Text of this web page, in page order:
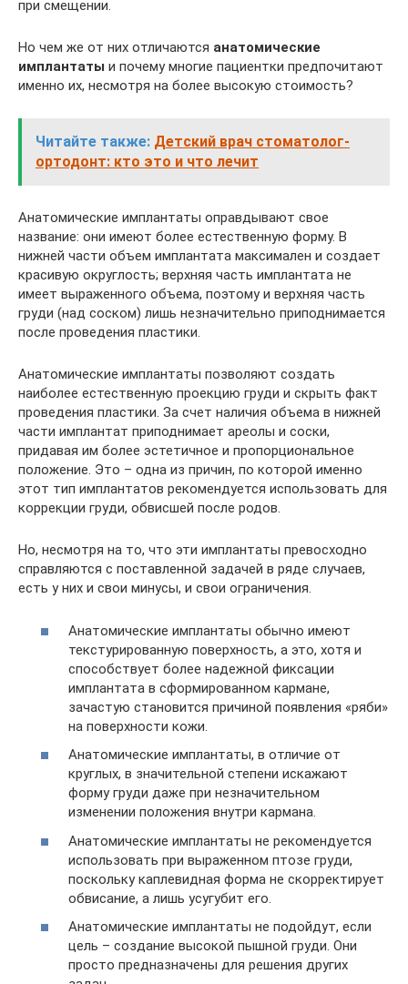
при смещении.
Но чем же от них отличаются анатомические
имплантаты и почему многие пациентки предпочитают
именно их, несмотря на более высокую стоимость?
Читайте также: Детский врач стоматолог-
ортодонт: кто это и что лечит
Анатомические имплантаты оправдывают свое
название: они имеют более естественную форму. В
нижней части объем имплантата максимален и создает
красивую округлость; верхняя часть имплантата не
имеет выраженного объема, поэтому и верхняя часть
груди (над соском) лишь незначительно приподнимается
после проведения пластики.
Анатомические имплантаты позволяют создать
наиболее естественную проекцию груди и скрыть факт
проведения пластики. За счет наличия объема в нижней
части имплантат приподнимает ареолы и соски,
придавая им более эстетичное и пропорциональное
положение. Это – одна из причин, по которой именно
этот тип имплантатов рекомендуется использовать для
коррекции груди, обвисшей после родов.
Но, несмотря на то, что эти имплантаты превосходно
справляются с поставленной задачей в ряде случаев,
есть у них и свои минусы, и свои ограничения.
Анатомические имплантаты обычно имеют
текстурированную поверхность, а это, хотя и
способствует более надежной фиксации
имплантата в сформированном кармане,
зачастую становится причиной появления «ряби»
на поверхности кожи.
Анатомические имплантаты, в отличие от
круглых, в значительной степени искажают
форму груди даже при незначительном
изменении положения внутри кармана.
Анатомические имплантаты не рекомендуется
использовать при выраженном птозе груди,
поскольку каплевидная форма не скорректирует
обвисание, а лишь усугубит его.
Анатомические имплантаты не подойдут, если
цель – создание высокой пышной груди. Они
просто предназначены для решения других